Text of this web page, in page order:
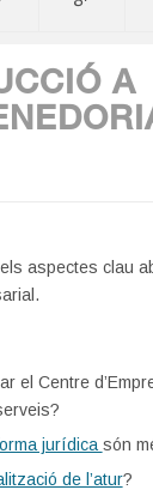
A
aspectes clau
el Centre
jurídica són
de l’atur?